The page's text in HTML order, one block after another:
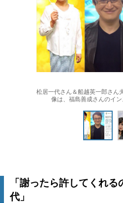
松居一代さん＆船越英一郎さん
像は、福島善成さんのイン
「謝ったら許してくれ
代」